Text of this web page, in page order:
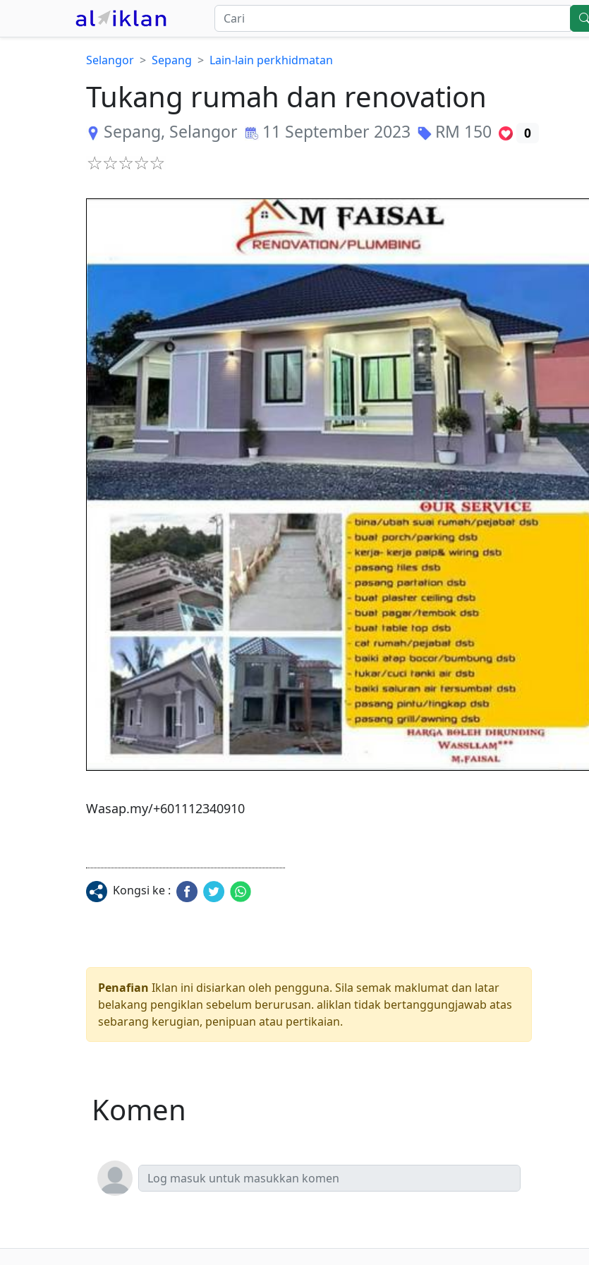
Selangor Sepang Lain-lain perkhidmatan
Tukang rumah dan renovation
Sepang, Selangor 11 September 2023 RM 150 0
Wasap.my/+601112340910
Kongsi ke :
Penafian Iklan ini disiarkan oleh pengguna. Sila semak maklumat dan latar
belakang pengiklan sebelum berurusan. aliklan tidak bertanggungjawab atas
sebarang kerugian, penipuan atau pertikaian.
Komen